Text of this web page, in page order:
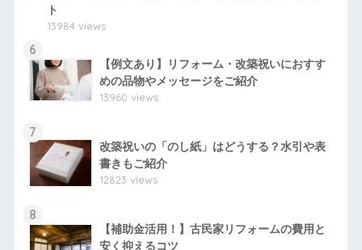
ト
13984 views
6
【例文あり】リフォーム・改築祝いにおすす
めの品物やメッセージをご紹介
13960 views
7
改築祝いの「のし紙」はどうする？水引や表
書きもご紹介
12823 views
8
【補助金活用！】古民家リフォームの費用と
安く抑えるコツ